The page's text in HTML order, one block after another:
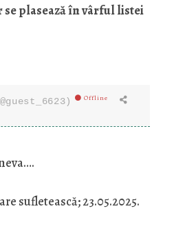
se plasează în vârful listei
Offline
sufletească; 23.05.2025.